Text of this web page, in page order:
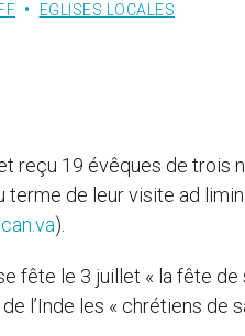
EGLISES LOCALES
reçu 19 évêques de
terme de leur visite ad
).
fête le 3 juillet « la fête
l’Inde les « chrétiens de